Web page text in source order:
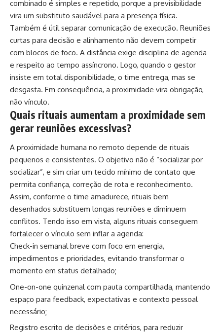
combinado é simples e repetido, porque a previsibilidade
vira um substituto saudável para a presença física.
Também é útil separar comunicação de execução. Reuniões
curtas para decisão e alinhamento não devem competir
com blocos de foco. A distância exige disciplina de agenda
e respeito ao tempo assíncrono. Logo, quando o gestor
insiste em total disponibilidade, o time entrega, mas se
desgasta. Em consequência, a proximidade vira obrigação,
não vínculo.
Quais rituais aumentam a proximidade sem
gerar reuniões excessivas?
A proximidade humana no remoto depende de rituais
pequenos e consistentes. O objetivo não é “socializar por
socializar”, e sim criar um tecido mínimo de contato que
permita confiança, correção de rota e reconhecimento.
Assim, conforme o time amadurece, rituais bem
desenhados substituem longas reuniões e diminuem
conflitos. Tendo isso em vista, alguns rituais conseguem
fortalecer o vínculo sem inflar a agenda:
Check-in semanal breve com foco em energia,
impedimentos e prioridades, evitando transformar o
momento em status detalhado;
One-on-one quinzenal com pauta compartilhada, mantendo
espaço para feedback, expectativas e contexto pessoal
necessário;
Registro escrito de decisões e critérios, para reduzir